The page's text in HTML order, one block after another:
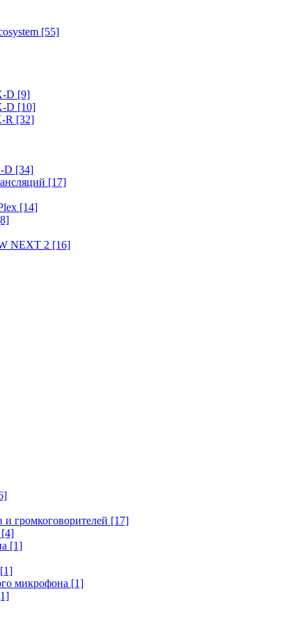
[55]
D [9]
D [10]
R [32]
D [34]
[17]
[14]
NEXT 2 [16]
громкоговорителей [17]
[4]
[1]
[1]
микрофона [1]